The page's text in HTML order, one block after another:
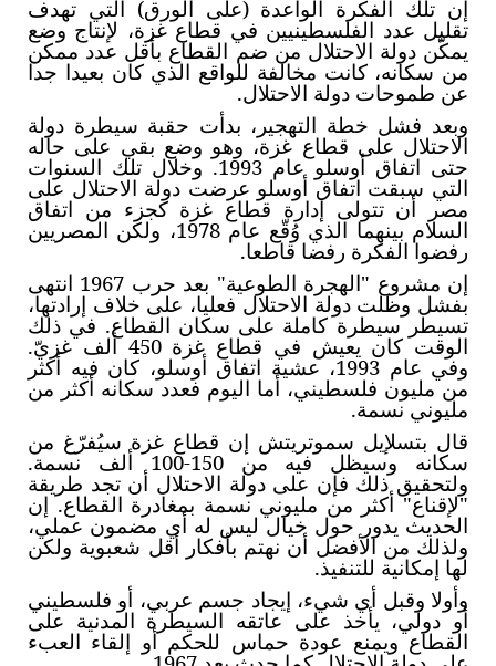
إن تلك الفكرة الواعدة (على الورق) التي تهدف
تقليل عدد الفلسطينيين في قطاع غزة، لإنتاج وضع
يمكّن دولة الاحتلال من ضم القطاع بأقل عدد ممكن
من سكانه، كانت مخالفة للواقع الذي كان بعيدا جدا
عن طموحات دولة الاحتلال.
وبعد فشل خطة التهجير، بدأت حقبة سيطرة دولة
الاحتلال على قطاع غزة، وهو وضع بقي على حاله
حتى اتفاق أوسلو عام 1993. وخلال تلك السنوات
التي سبقت اتفاق أوسلو عرضت دولة الاحتلال على
مصر أن تتولى إدارة قطاع غزة كجزء من اتفاق
السلام بينهما الذي وُقّع عام 1978، ولكن المصريين
رفضوا الفكرة رفضا قاطعا.
إن مشروع "الهجرة الطوعية" بعد حرب 1967 انتهى
بفشل وظلت دولة الاحتلال فعليا، على خلاف إرادتها،
تسيطر سيطرة كاملة على سكان القطاع. في ذلك
الوقت كان يعيش في قطاع غزة 450 ألف غزيّ.
وفي عام 1993، عشية اتفاق أوسلو، كان فيه أكثر
من مليون فلسطيني، أما اليوم فعدد سكانه أكثر من
مليوني نسمة.
قال بتسلإيل سموتريتش إن قطاع غزة سيُفرّغ من
سكانه وسيظل فيه من 150-100 ألف نسمة.
ولتحقيق ذلك فإن على دولة الاحتلال أن تجد طريقة
"لإقناع" أكثر من مليوني نسمة بمغادرة القطاع. إن
الحديث يدور حول خيال ليس له أي مضمون عملي،
ولذلك من الأفضل أن نهتم بأفكار أقل شعبوية ولكن
لها إمكانية للتنفيذ.
وأولا وقبل أي شيء، إيجاد جسم عربي، أو فلسطيني
أو دولي، يأخذ على عاتقه السيطرة المدنية على
القطاع ويمنع عودة حماس للحكم أو إلقاء العبء